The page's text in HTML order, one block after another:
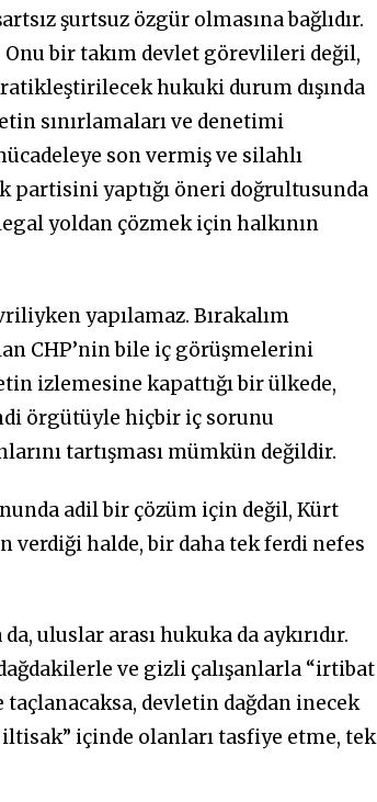
şurtsuz özgür olmasına bağlıdır.
bir takım devlet görevlileri değil,
hukuki durum dışında
sınırlamaları ve denetimi
son vermiş ve silahlı
yaptığı öneri doğrultusunda
yoldan çözmek için halkının
yapılamaz. Bırakalım
CHP’nin bile iç görüşmelerini
izlemesine kapattığı bir ülkede,
örgütüyle hiçbir iç sorunu
tartışması mümkün değildir.
adil bir çözüm için değil, Kürt
verdiği halde, bir daha tek ferdi nefes
uluslar arası hukuka da aykırıdır.
ve gizli çalışanlarla “irtibat
devletin dağdan inecek
içinde olanları tasfiye etme, tek